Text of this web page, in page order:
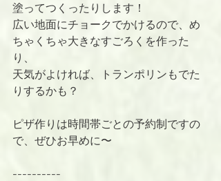
塗ってつくったりします！
広い地面にチョークでかけるので、め
ちゃくちゃ大きなすごろくを作った
り、
天気がよければ、トランポリンもでた
りするかも？
ピザ作りは時間帯ごとの予約制ですの
で、ぜひお早めに〜
----------